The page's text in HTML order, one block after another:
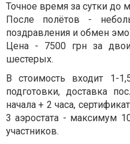
Точное время за сутки до
После полётов -
поздравления и обмен
Цена - 7500 грн за
шестерых.
В стоимость входит 1-
подготовки, доставка
начала + 2 часа,
3 аэростата - максимум
участников.